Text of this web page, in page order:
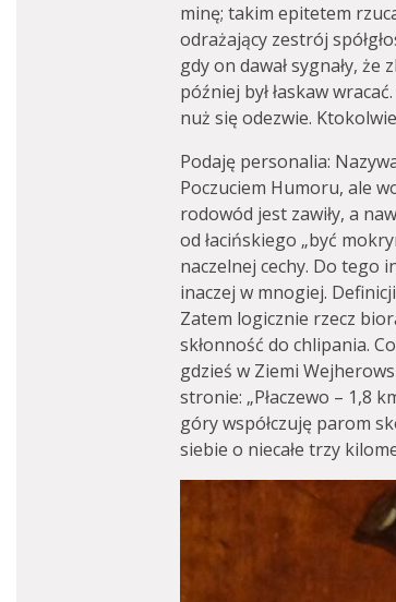
minę; takim epitetem
odrażający zestrój
gdy on dawał sygnały, że
później był łaskaw
nuż się odezwie.
Podaję personalia:
Poczuciem Humoru, ale
rodowód jest zawiły, a
od łacińskiego „być
naczelnej cechy. Do tego
inaczej w mnogiej.
Zatem logicznie rzecz
skłonność do chlipania.
gdzieś w Ziemi
stronie: „Płaczewo – 1,8
góry współczuję parom
siebie o niecałe trzy